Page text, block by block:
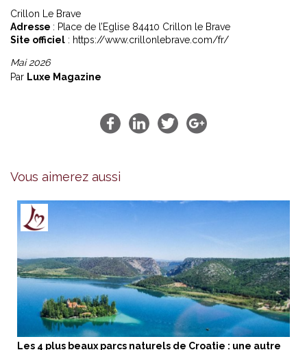
Crillon Le Brave
Adresse : Place de l’Eglise 84410 Crillon le Brave
Site officiel : https://www.crillonlebrave.com/fr/
Mai 2026
Par Luxe Magazine
Vous aimerez aussi
Les 4 plus beaux parcs naturels de Croatie : une autre